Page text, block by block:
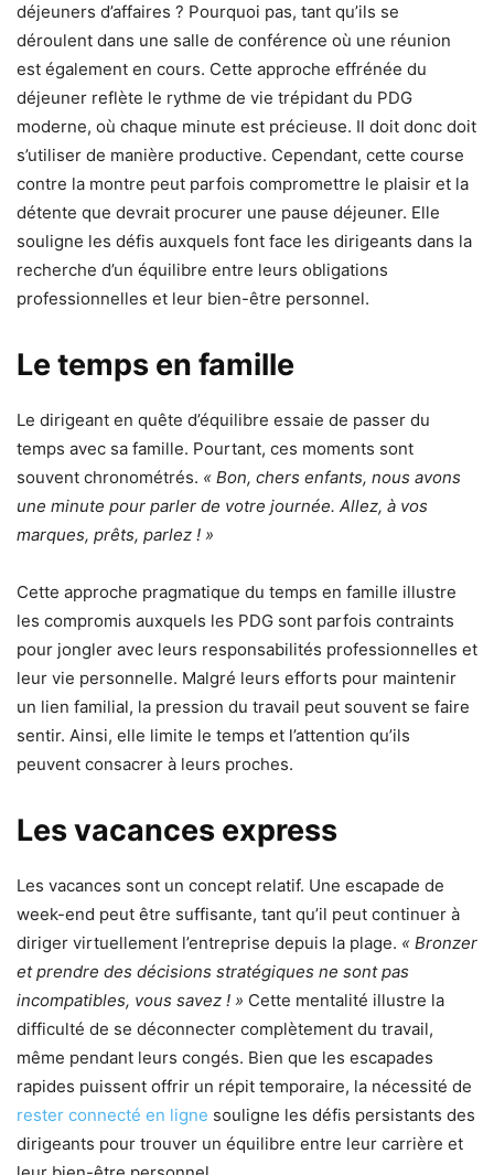
déjeuners d’affaires ? Pourquoi pas, tant qu’ils se
déroulent dans une salle de conférence où une réunion
est également en cours. Cette approche effrénée du
déjeuner reflète le rythme de vie trépidant du PDG
moderne, où chaque minute est précieuse. Il doit donc doit
s’utiliser de manière productive. Cependant, cette course
contre la montre peut parfois compromettre le plaisir et la
détente que devrait procurer une pause déjeuner. Elle
souligne les défis auxquels font face les dirigeants dans la
recherche d’un équilibre entre leurs obligations
professionnelles et leur bien-être personnel.
Le temps en famille
Le dirigeant en quête d’équilibre essaie de passer du
temps avec sa famille. Pourtant, ces moments sont
souvent chronométrés. « Bon, chers enfants, nous avons
une minute pour parler de votre journée. Allez, à vos
marques, prêts, parlez ! »
Cette approche pragmatique du temps en famille illustre
les compromis auxquels les PDG sont parfois contraints
pour jongler avec leurs responsabilités professionnelles et
leur vie personnelle. Malgré leurs efforts pour maintenir
un lien familial, la pression du travail peut souvent se faire
sentir. Ainsi, elle limite le temps et l’attention qu’ils
peuvent consacrer à leurs proches.
Les vacances express
Les vacances sont un concept relatif. Une escapade de
week-end peut être suffisante, tant qu’il peut continuer à
diriger virtuellement l’entreprise depuis la plage. « Bronzer
et prendre des décisions stratégiques ne sont pas
incompatibles, vous savez ! » Cette mentalité illustre la
difficulté de se déconnecter complètement du travail,
même pendant leurs congés. Bien que les escapades
rapides puissent offrir un répit temporaire, la nécessité de
rester connecté en ligne souligne les défis persistants des
dirigeants pour trouver un équilibre entre leur carrière et